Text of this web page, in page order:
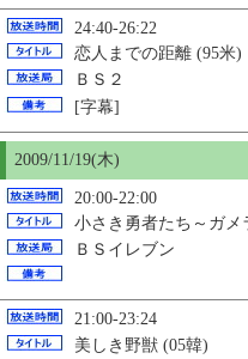
24:40-26:22
恋人までの距離 (95米)
ＢＳ２
[字幕]
2009/11/19(木)
20:00-22:00
小さき勇者たち～ガメ
ＢＳイレブン
21:00-23:24
美しき野獣 (05韓)